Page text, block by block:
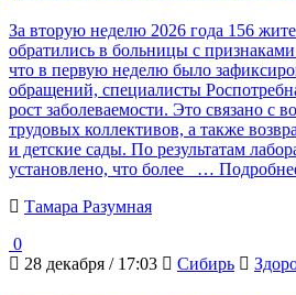
За вторую неделю 2026 года 156
обратились в больницы с
что в первую неделю было
обращений, специалисты
рост заболеваемости. Это связано с
трудовых коллективов, а также
и детские сады. По результатам
установлено, что более
…
Тамара Разумная
0
28 декабря / 17:03
Сибирь